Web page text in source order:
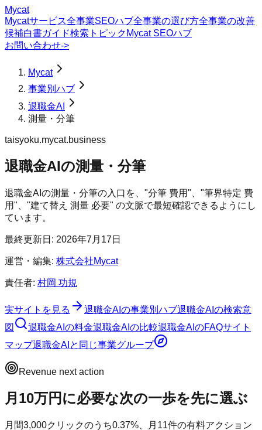
Mycat
Mycatサービス全事業SEOハブ全事業の選び方全事業の改善
候補白書ガイド検索トピック Mycat SEOハブ
お問い合わせ->
Mycat
事業別ハブ
退職金AI
測量・分筆
taisyoku.mycat.business
退職金AIの測量・分筆
退職金AIの測量・分筆の入口を、"分筆 費用"、"筆界特定 費
用"、"建て替え 測量 必要" の文脈で最短確認できるようにし
ています。
最終更新日: 2026年7月17日
運営・編集: 株式会社Mycat
責任者: 村岡 功規
実サイトを見る 退職金AI の事業別ハブ退職金AI の検索意
図
退職金AI の料金退職金AI の比較退職金AI のFAQサイト
マップ退職金AI と同じ事業グループ
Revenue next action
月10万円に必要な次の一歩を先に選ぶ
月間3,000クリックのうち0.37%、月 11件の有料アクション